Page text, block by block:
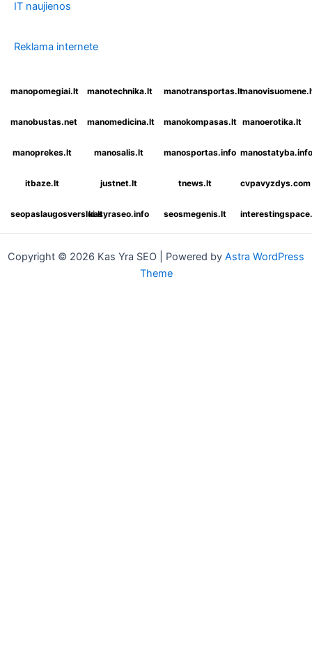
IT naujienos
Reklama internete
manopomegiai.lt manotechnika.lt manotransportas.lt
manobustas.net manomedicina.lt manokompasas.lt manoerotika.lt
manoprekes.lt manosalis.lt manosportas.info manostatyba.info
itbaze.lt justnet.lt tnews.lt cvpavyzdys.com
seopaslaugosverslui.ltkasyraseo.info seosmegenis.lt
Copyright © 2026 Kas Yra SEO | Powered by Astra WordPress
Theme